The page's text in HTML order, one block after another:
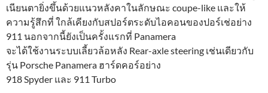
เนียนตายิ่งขึ้นด้วยแนวหลังคาในลักษณะ coupe-like และให้
ความรู้สึกที่ ใกล้เคียงกับสปอร์ตระดับไอคอนของปอร์เช่อย่าง
911 นอกจากนี้ยังเป็นครั้งแรกที่ Panamera
จะได้ใช้งานระบบเลี้ยวล้อหลัง Rear-axle steering เช่นเดียวกับ
รุ่น Porsche Panamera ฮาร์ดคอร์อย่าง
918 Spyder และ 911 Turbo